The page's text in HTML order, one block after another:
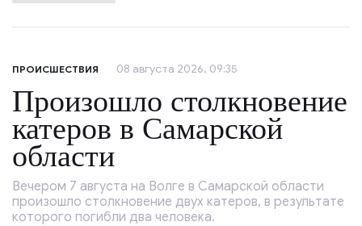
ПРОИСШЕСТВИЯ 08 августа 2026, 09:35
Произошло столкновение
катеров в Самарской
области
Вечером 7 августа на Волге в Самарской области
произошло столкновение двух катеров, в результате
которого погибли два человека.